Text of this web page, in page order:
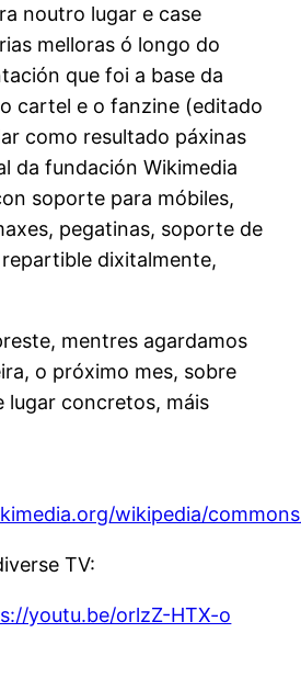
noutro lugar e case
melloras ó longo do
que foi a base da
cartel e o fanzine (editado
como resultado páxinas
da fundación Wikimedia
soporte para móbiles,
pegatinas, soporte de
dixitalmente,
mentres agardamos
o próximo mes, sobre
lugar concretos, máis
wikipedia/
TV:
youtu.be/orlzZ-HTX-o